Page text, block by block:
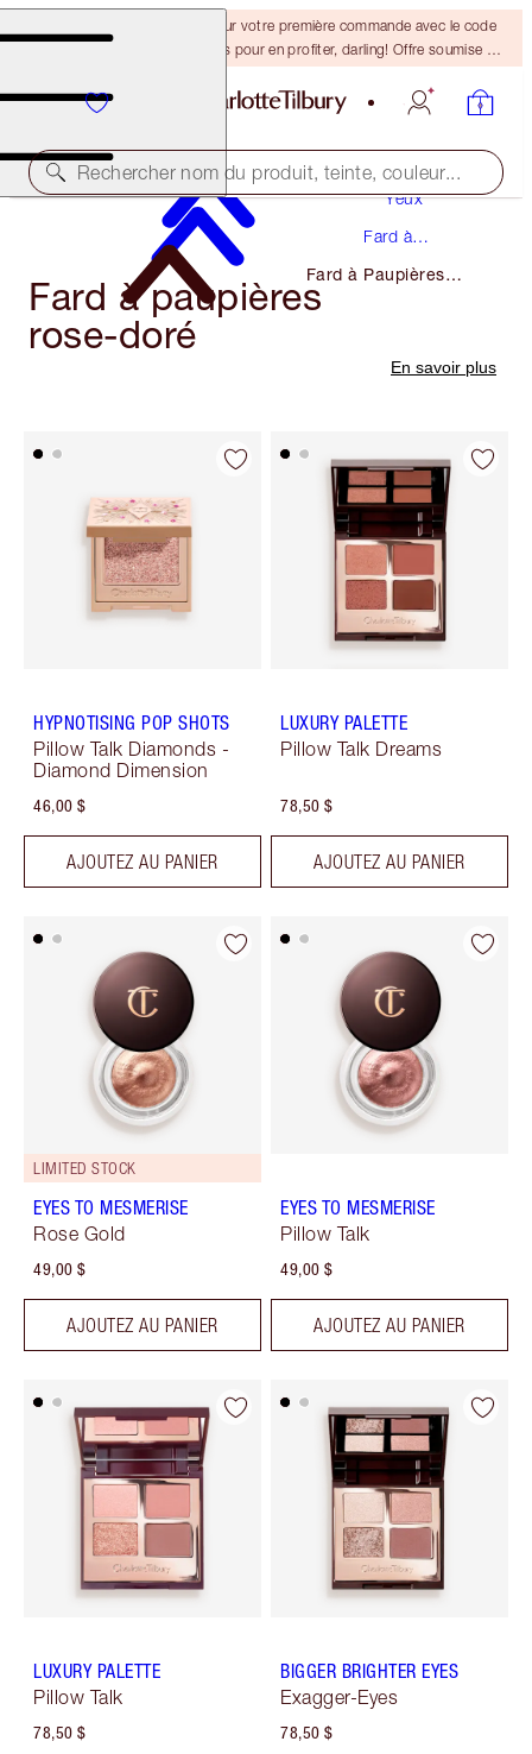
-15 % + la livraison gratuite sur votre première commande avec le code
DARLING15. Connectez-vous pour en profiter, darling! Offre soumise à
Rechercher nom du produit, teinte, couleur...
Yeux
Fard à
Fard à Paupières
Rose-Doré
Fard à paupières
rose-doré
En savoir plus
HYPNOTISING POP SHOTS
Pillow Talk Diamonds -
Diamond Dimension
46,00 $
AJOUTEZ AU PANIER
LUXURY PALETTE
Pillow Talk Dreams
78,50 $
AJOUTEZ AU PANIER
LIMITED STOCK
EYES TO MESMERISE
Rose Gold
49,00 $
AJOUTEZ AU PANIER
EYES TO MESMERISE
Pillow Talk
49,00 $
AJOUTEZ AU PANIER
LUXURY PALETTE
Pillow Talk
78,50 $
BIGGER BRIGHTER EYES
Exagger-Eyes
78,50 $